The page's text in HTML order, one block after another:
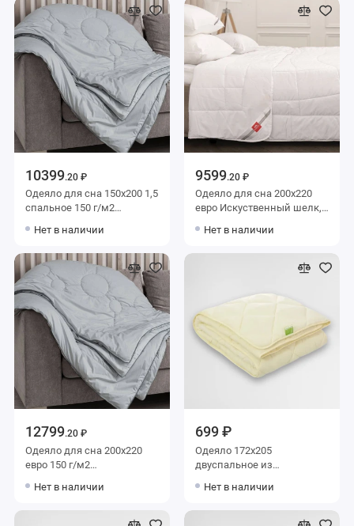
10399.20 ₽
Одеяло для сна 150х200 1,5
спальное 150 г/м2
волокно KARIGUZ
Нет в наличии
9599.20 ₽
Одеяло для сна 200х220
евро Искуственный шелк,
Нанофайбер KARIGUZ
Нет в наличии
12799.20 ₽
Одеяло для сна 200х220
евро 150 г/м2
волокно KARIGUZ
Нет в наличии
699 ₽
Одеяло 172х205
двуспальное из
бамбук Столица текстиля
Нет в наличии